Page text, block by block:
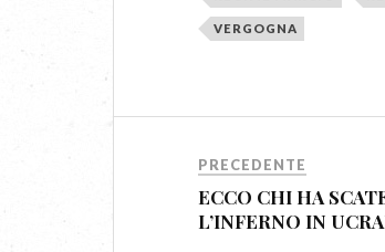
VERGOGNA
PRECEDENTE
ECCO CHI HA
L’INFERNO IN